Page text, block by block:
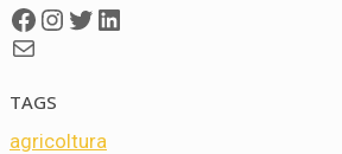
Facebook
Instagram
Twitter
LinkedIn
Mail
TAGS
agricoltura